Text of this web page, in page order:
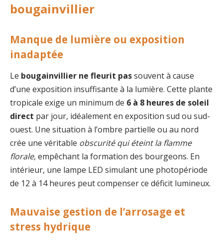
bougainvillier
Manque de lumière ou exposition
inadaptée
Le bougainvillier ne fleurit passouvent à cause
d’une exposition insuffisante à la lumière. Cette plante
tropicale exige un minimum de 6 à 8 heures de soleil
direct par jour, idéalement en exposition sud ou sud-
ouest. Une situation à l’ombre partielle ou au nord
crée une véritable obscurité qui éteint la flamme
florale, empêchant la formation des bourgeons. En
intérieur, une lampe LED simulant une photopériode
de 12 à 14 heures peut compenser ce déficit lumineux.
Mauvaise gestion de l’arrosage et
stress hydrique